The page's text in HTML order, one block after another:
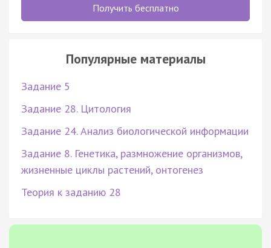
Получить бесплатно
Популярные материалы
Задание 5
Задание 28. Цитология
Задание 24. Анализ биологической информации
Задание 8. Генетика, размножение организмов,
жизненные циклы растений, онтогенез
Теория к заданию 28